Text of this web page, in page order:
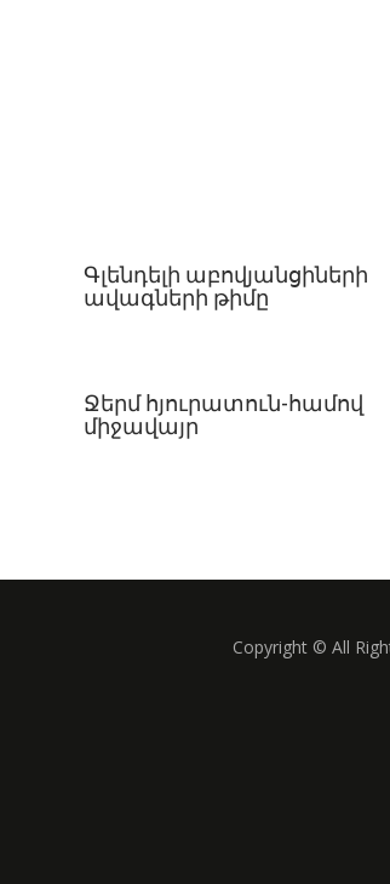
Գլենդելի աբովյանցիների
ավագների թիմը
Ջերմ հյուրատուն-համով
միջավայր
Copyright © All